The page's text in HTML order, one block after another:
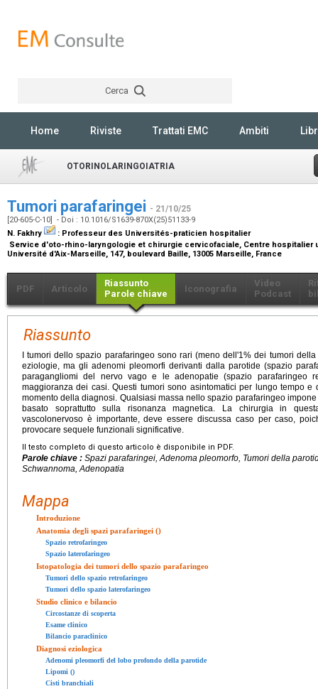
Cerca
Home Riviste Trattati EMC Ambiti
OTORINOLARINGOIATRIA
Tumori parafaringei - 21/10/25
[20-605-C-10] - Doi : 10.1016/S1639-870X(25)51133-9
N. Fakhry
: Professeur des Universités-praticien hospitalier
Service d'oto-rhino-laryngologie et chirurgie cervicofaciale, Centre hospitalier
Université d'Aix-Marseille, 147, boulevard Baille, 13005 Marseille, France
PDF Articolo
Riassunto
Parole chiave
Iconografia
Video
Podcast
Riassunto
I tumori dello spazio parafaringeo sono rari (meno dell'1% dei tumori
eziologie, ma gli adenomi pleomorfi derivanti dalla parotide (spazio
paragangliomi del nervo vago e le adenopatie (spazio parafaringeo
maggioranza dei casi. Questi tumori sono asintomatici per lungo tempo
momento della diagnosi. Qualsiasi massa nello spazio parafaringeo
basato soprattutto sulla risonanza magnetica. La chirurgia in
vascolonervoso è importante, deve essere discussa caso per caso,
provocare sequele funzionali significative.
Il testo completo di questo articolo è disponibile in PDF.
Parole chiave : Spazi parafaringei, Adenoma pleomorfo, Tumori della
Schwannoma, Adenopatia
Mappa
Introduzione
Anatomia degli spazi parafaringei ()
Spazio retrofaringeo
Spazio laterofaringeo
Istopatologia dei tumori dello spazio parafaringeo
Tumori dello spazio retrofaringeo
Tumori dello spazio laterofaringeo
Studio clinico e bilancio
Circostanze di scoperta
Esame clinico
Bilancio paraclinico
Diagnosi eziologica
Adenomi pleomorfi del lobo profondo della parotide
Lipomi ()
Cisti branchiali